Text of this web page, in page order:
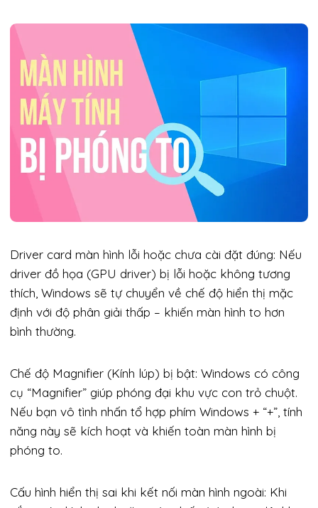
Driver card màn hình lỗi hoặc chưa cài đặt đúng: Nếu
driver đồ họa (GPU driver) bị lỗi hoặc không tương
thích, Windows sẽ tự chuyển về chế độ hiển thị mặc
định với độ phân giải thấp – khiến màn hình to hơn
bình thường.
Chế độ Magnifier (Kính lúp) bị bật: Windows có công
cụ “Magnifier” giúp phóng đại khu vực con trỏ chuột.
Nếu bạn vô tình nhấn tổ hợp phím Windows + “+”, tính
năng này sẽ kích hoạt và khiến toàn màn hình bị
phóng to.
Cấu hình hiển thị sai khi kết nối màn hình ngoài: Khi